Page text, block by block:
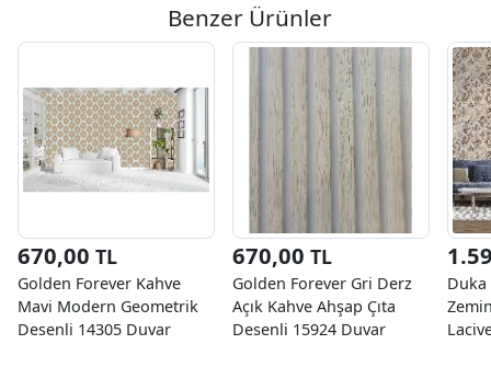
Benzer Ürünler
670,00 TL
Golden Forever Kahve
Mavi Modern Geometrik
Desenli 14305 Duvar
670,00 TL
Golden Forever Gri Derz
Açık Kahve Ahşap Çıta
Desenli 15924 Duvar
Duka